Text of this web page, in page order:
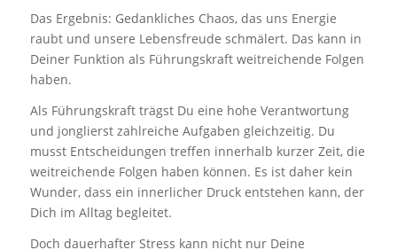
Das Ergebnis: Gedankliches Chaos, das uns Energie
raubt und unsere Lebensfreude schmälert. Das kann in
Deiner Funktion als Führungskraft weitreichende Folgen
haben.
Als Führungskraft trägst Du eine hohe Verantwortung
und jonglierst zahlreiche Aufgaben gleichzeitig. Du
musst Entscheidungen treffen innerhalb kurzer Zeit, die
weitreichende Folgen haben können. Es ist daher kein
Wunder, dass ein innerlicher Druck entstehen kann, der
Dich im Alltag begleitet.
Doch dauerhafter Stress kann nicht nur Deine